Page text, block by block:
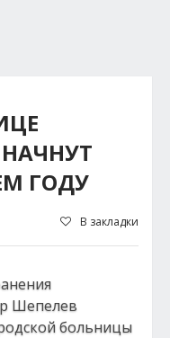
ГОДУ
В закладки
Шепелев
больницы